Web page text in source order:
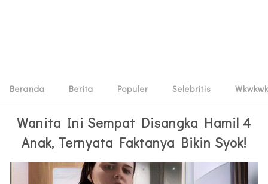
Beranda Berita Populer Selebritis Wkwkwk
Wanita Ini Sempat Disangka Hamil 4
Anak, Ternyata Faktanya Bikin Syok!